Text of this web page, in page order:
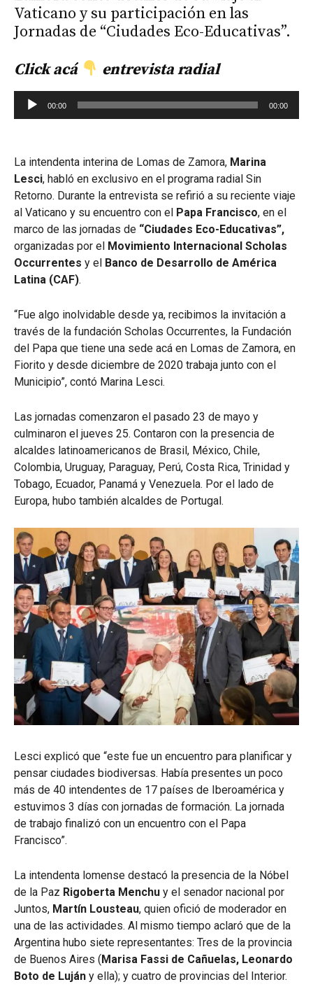
Vaticano y su participación en las
Jornadas de “Ciudades Eco-Educativas”.
Clickacá entrevista radial
Reproductor
00:00 00:00
La intendenta interina de Lomas de Zamora, Marina
Lesci, habló en exclusivo en el programa radial Sin
Retorno. Durante la entrevista se refirió a su reciente viaje
al Vaticano y su encuentro con el Papa Francisco, en el
marco de las jornadas de “Ciudades Eco-Educativas”,
organizadas por el Movimiento Internacional Scholas
Occurrentes y el Banco de Desarrollo de América
Latina (CAF).
“Fue algo inolvidable desde ya, recibimos la invitación a
través de la fundación Scholas Occurrentes, la Fundación
del Papa que tiene una sede acá en Lomas de Zamora, en
Fiorito y desde diciembre de 2020 trabaja junto con el
Municipio”, contó Marina Lesci.
Las jornadas comenzaron el pasado 23 de mayo y
culminaron el jueves 25. Contaron con la presencia de
alcaldes latinoamericanos de Brasil, México, Chile,
Colombia, Uruguay, Paraguay, Perú, Costa Rica, Trinidad y
Tobago, Ecuador, Panamá y Venezuela. Por el lado de
Europa, hubo también alcaldes de Portugal.
Lesci explicó que “este fue un encuentro para planificar y
pensar ciudades biodiversas. Había presentes un poco
más de 40 intendentes de 17 países de Iberoamérica y
estuvimos 3 días con jornadas de formación. La jornada
de trabajo finalizó con un encuentro con el Papa
Francisco”.
La intendenta lomense destacó la presencia de la Nóbel
de la Paz Rigoberta Menchu y el senador nacional por
Juntos, Martín Lousteau, quien ofició de moderador en
una de las actividades. Al mismo tiempo aclaró que de la
Argentina hubo siete representantes: Tres de la provincia
de Buenos Aires (Marisa Fassi de Cañuelas, Leonardo
Boto de Luján y ella); y cuatro de provincias del Interior.